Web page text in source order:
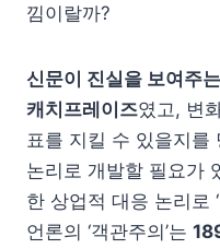
낌이랄까?
신문이 진실을 보여주
캐치프레이즈였고, 변
표를 지킬 수 있을지를
논리로 개발할 필요가
한 상업적 대응 논리로
언론의 ‘객관주의’는